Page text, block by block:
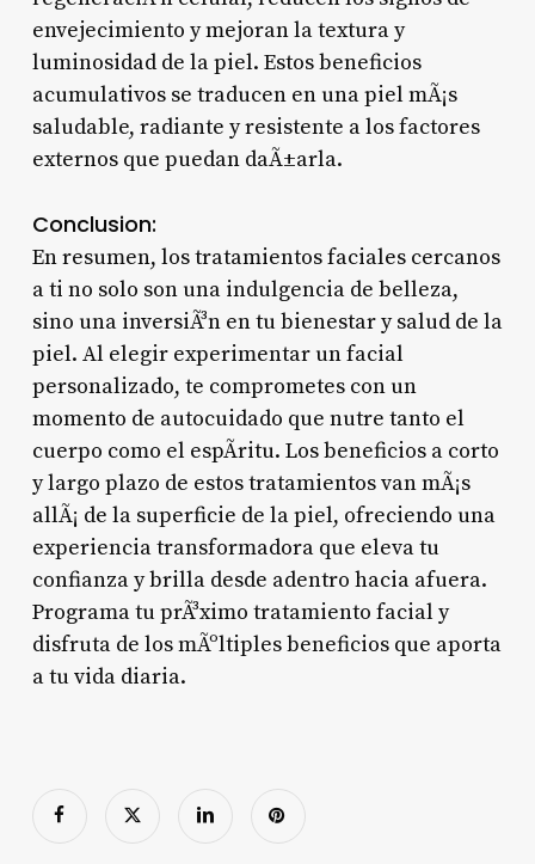
envejecimiento y mejoran la textura y
luminosidad de la piel. Estos beneficios
acumulativos se traducen en una piel mÃ¡s
saludable, radiante y resistente a los factores
externos que puedan daÃ±arla.
Conclusion:
En resumen, los tratamientos faciales cercanos
a ti no solo son una indulgencia de belleza,
sino una inversiÃ³n en tu bienestar y salud de la
piel. Al elegir experimentar un facial
personalizado, te comprometes con un
momento de autocuidado que nutre tanto el
cuerpo como el espÃ­ritu. Los beneficios a corto
y largo plazo de estos tratamientos van mÃ¡s
allÃ¡ de la superficie de la piel, ofreciendo una
experiencia transformadora que eleva tu
confianza y brilla desde adentro hacia afuera.
Programa tu prÃ³ximo tratamiento facial y
disfruta de los mÃºltiples beneficios que aporta
a tu vida diaria.